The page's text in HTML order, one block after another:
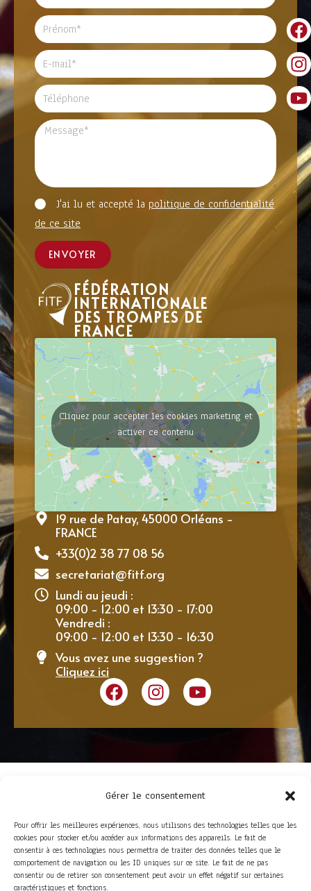
Gérer le consentement
Pour offrir les meilleures expériences, nous utilisons des technologies telles que les
cookies pour stocker et/ou accéder aux informations des appareils. Le fait de
consentir à ces technologies nous permettra de traiter des données telles que le
comportement de navigation ou les ID uniques sur ce site. Le fait de ne pas
consentir ou de retirer son consentement peut avoir un effet négatif sur certaines
caractéristiques et fonctions.
J'ai lu et accepté la politique de confidentialité
de ce site
ENVOYER
FÉDÉRATION
INTERNATIONALE
DES TROMPES DE
FRANCE
Cliquez pour accepter les cookies marketing et
activer ce contenu
19 rue de Patay, 45000 Orléans -
FRANCE
+33(0)2 38 77 08 56
secretariat@fitf.org
Lundi au jeudi :
09:00 - 12:00 et 13:30 - 17:00
Vendredi :
09:00 - 12:00 et 13:30 - 16:30
Vous avez une suggestion ?
Cliquez ici
ACCÈS RAPIDE